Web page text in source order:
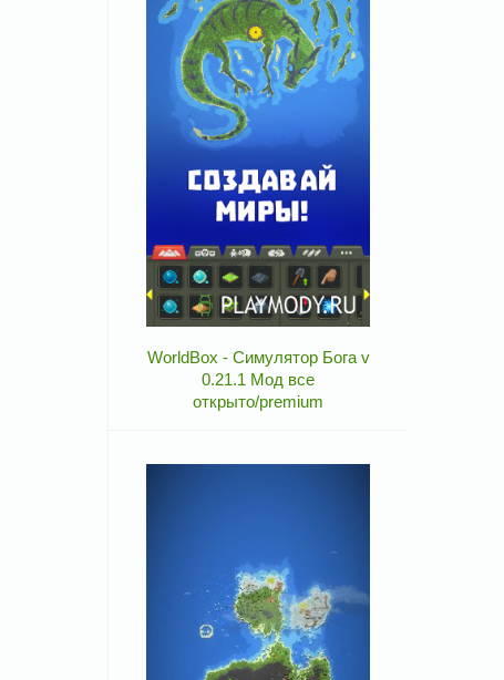
WorldBox - Симулятор Бога v
0.21.1 Мод все
открыто/premium